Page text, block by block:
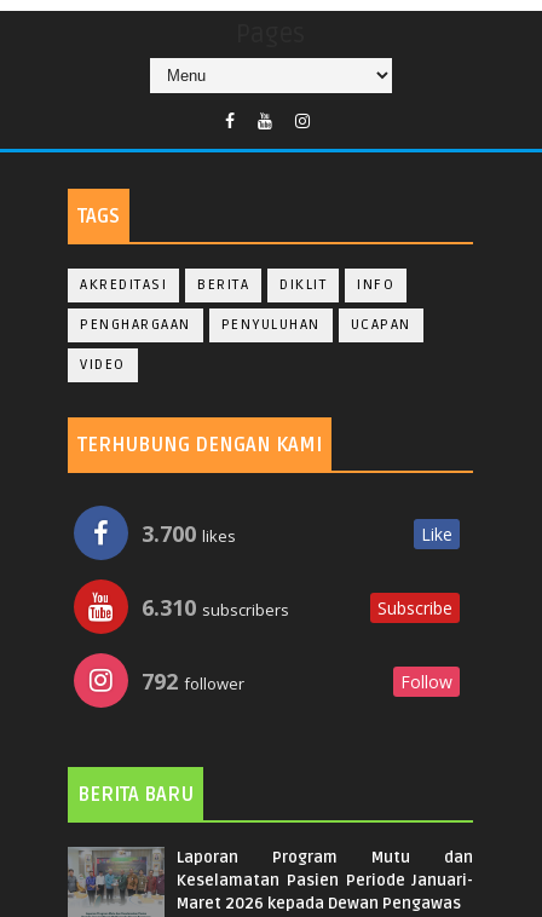
TAGS
AKREDITASI BERITA DIKLIT INFO
PENGHARGAAN PENYULUHAN UCAPAN
VIDEO
TERHUBUNG DENGAN KAMI
3.700 likes Like
6.310 subscribers Subscribe
792 follower Follow
BERITA BARU
Laporan Program Mutu dan
Keselamatan Pasien Periode Januari-
Maret 2026 kepada Dewan Pengawas